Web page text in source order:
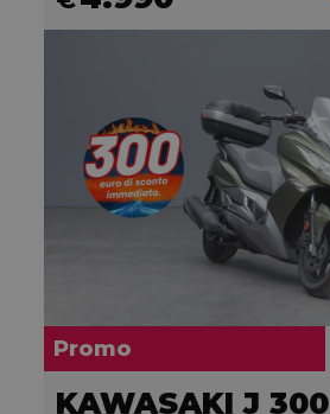
Promo
KAWASAKI J 300